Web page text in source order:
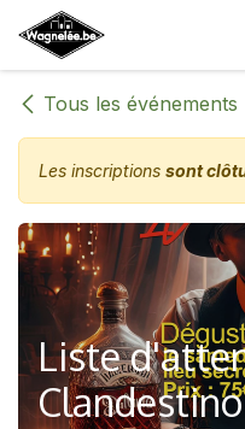
SE RENDRE AU CONTENU
Tous les événements
Les inscriptions sont
Liste